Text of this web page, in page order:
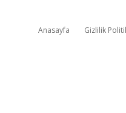
Anasayfa Gizlilik